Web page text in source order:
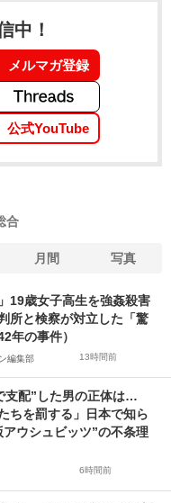
中！
メルマガ登録
公式YouTube
合
月間 写真
19歳女子高生を強姦殺害
所と検察が対立した「驚
年の事件）
編集部 13時間前
支配”した男の正体は…
ちを罰する」日本で知ら
ウシュビッツ”の不条理
6時間前